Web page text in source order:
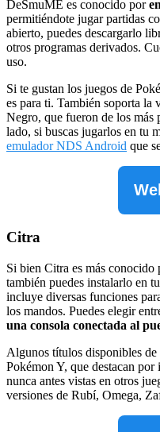
DeSmuME es conocido por
permitiéndote jugar partidas
abierto, puedes descargarlo
otros programas derivados.
uso.
Si te gustan los juegos de
es para ti. También soporta
Negro, que fueron de los más
lado, si buscas jugarlos en tu
emulador NDS Android que
Citra
Si bien Citra es más conocido
también puedes instalarlo en
incluye diversas funciones
los mandos. Puedes elegir
una consola conectada al
Algunos títulos disponibles
Pokémon Y, que destacan
nunca antes vistas en otros
versiones de Rubí, Omega,